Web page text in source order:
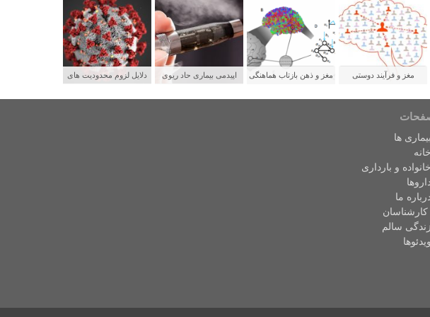
دلایل لزوم محدودیت های
اپیدمی بیماری حاد ریوی
مغز و ذهن بازتاب هماهنگی
مغز و فرآیند دوستی
بیماری ها
خانه
خانواده و بارداری
ما
کارشناسان
زندگی سالم
ویدئوها